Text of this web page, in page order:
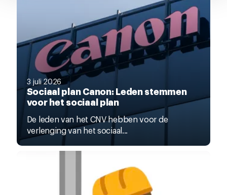
3 juli 2026
Sociaal plan Canon: Leden stemmen
voor het sociaal plan
De leden van het CNV hebben voor de
verlenging van het sociaal...